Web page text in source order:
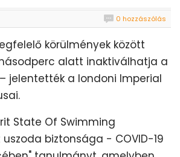
0 hozzászólás
körülmények között
alatt inaktiválhatja a
jelentették a londoni Imperial
State Of Swimming
uszoda biztonsága - COVID-19